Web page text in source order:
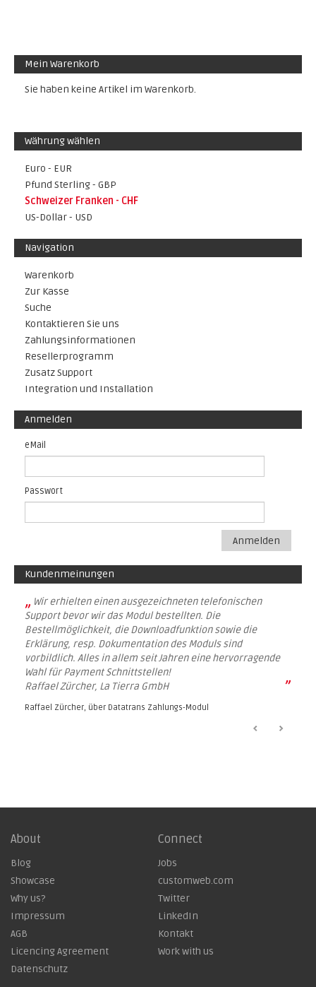
Mein Warenkorb
Sie haben keine Artikel im Warenkorb.
Währung wählen
Euro - EUR
Pfund Sterling - GBP
Schweizer Franken - CHF
US-Dollar - USD
Navigation
Warenkorb
Zur Kasse
Suche
Kontaktieren Sie uns
Zahlungsinformationen
Resellerprogramm
Zusatz Support
Integration und Installation
Anmelden
eMail
Passwort
Anmelden
Kundenmeinungen
„ Wir erhielten einen ausgezeichneten telefonischen
Support bevor wir das Modul bestellten. Die
Bestellmöglichkeit, die Downloadfunktion sowie die
Erklärung, resp. Dokumentation des Moduls sind
vorbildlich. Alles in allem seit Jahren eine hervorragende
Wahl für Payment Schnittstellen!
Raffael Zürcher, La Tierra GmbH
”
Raffael Zürcher, über Datatrans Zahlungs-Modul
About
Blog
Showcase
Why us?
Impressum
AGB
Licencing Agreement
Datenschutz
Connect
Jobs
customweb.com
Twitter
LinkedIn
Kontakt
Work with us